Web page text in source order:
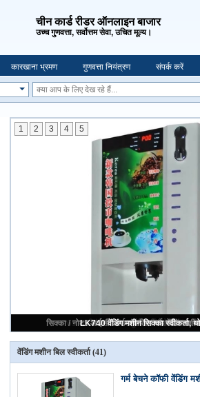
चीन कार्ड रीडर ऑनलाइन बाजार
उच्च गुणवत्ता, सर्वोत्तम सेवा, उचित मूल्य।
कारखाना भ्रमण गुणवत्ता नियंत्रण संपर्क करें
गर्म बेचने कॉफी वेंडिंग
1 2 3 4 5
वेंडिंग मशीन बिल स्वीकर्ता (41)
गर्म बेचने कॉफी वेंडिंग